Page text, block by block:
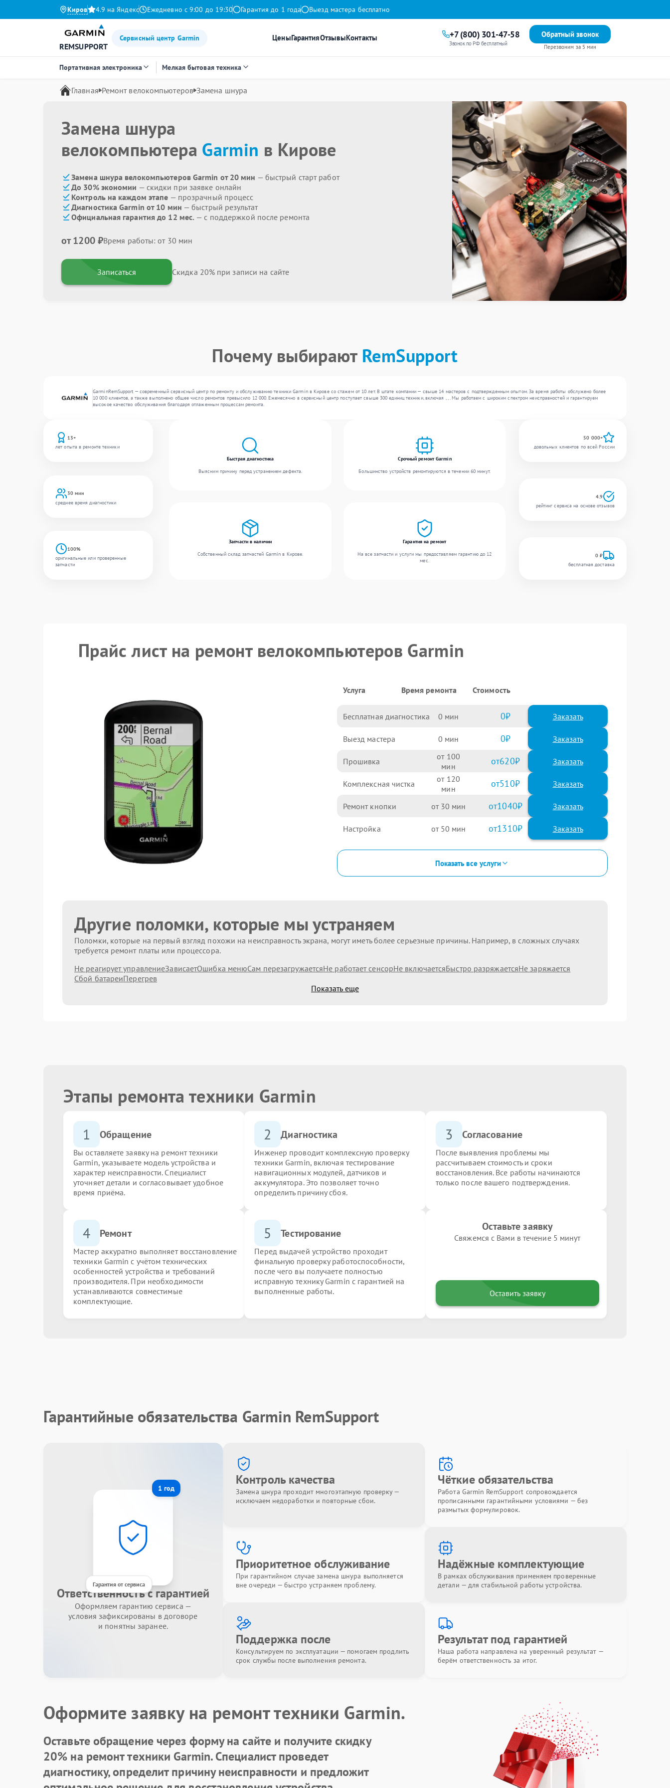
Киров 4.9 на Яндекс Ежедневно с 9:00 до 19:30 Гарантия до 1 года Выезд мастера бесплатно
REMSUPPORT
Сервисный центр Garmin ЦеныГарантияОтзывыКонтакты +7 (800) 301-47-58
Звонок по РФ бесплатный
Обратный звонок
Перезвоним за 5 мин
Портативная электроника Мелкая бытовая техника
Главная Ремонт велокомпьютеров Замена шнура
Замена шнура
велокомпьютера Garmin в Кирове
Замена шнура велокомпьютеров Garmin от 20 мин — быстрый старт работ
До 30% экономии — скидки при заявке онлайн
Контроль на каждом этапе — прозрачный процесс
Диагностика Garmin от 10 мин — быстрый результат
Официальная гарантия до 12 мес. — с поддержкой после ремонта
от 1200 ₽Время работы: от 30 мин
Записаться Скидка 20% при записи на сайте
Почему выбирают RemSupport
GarminRemSupport — современный сервисный центр по ремонту и обслуживанию техники Garmin в Кирове со стажем от 10 лет. В штате компании — свыше 14 мастеров с подтвержденным опытом. За время работы обслужено более
10 000 клиентов, а также выполнено общее число ремонтов превысило 12 000. Ежемесячно в сервисный центр поступает свыше 300 единиц техники, включая , , . Мы работаем с широким спектром неисправностей и гарантируем
высокое качество обслуживания благодаря отлаженным процессам ремонта.
13+
лет опыта в ремонте техники
30 мин
среднее время диагностики
100%
оригинальные или проверенные
запчасти
Быстрая диагностика
Выясним причину перед устранением дефекта.
Срочный ремонт Garmin
Большинство устройств ремонтируются в течении 60 минут.
Запчасти в наличии
Собственный склад запчастей Garmin в Кирове.
Гарантия на ремонт
На все запчасти и услуги мы предоставляем гарантию до 12
мес.
50 000+
довольных клиентов по всей России
4.9
рейтинг сервиса на основе отзывов
0 ₽
бесплатная доставка
Прайс лист на ремонт велокомпьютеров Garmin
Услуга Время ремонта Стоимость
Бесплатная диагностика 0 0 Заказать
Выезд мастера 0 0 Заказать
Прошивка 100 620
Комплексная чистка 120 510
Ремонт кнопки 30 1040
Настройка 50 1310
Показать все услуги
Другие поломки, которые мы устраняем
Поломки, которые на первый взгляд похожи на неисправность экрана, могут иметь более серьезные причины. Например, в сложных случаях
требуется ремонт платы или процессора.
Не реагирует управлениеЗависаетОшибка менюСам перезагружаетсяНе работает сенсорНе включаетсяБыстро разряжаетсяНе заряжается
Сбой батареиПерегрев
Показать еще
Этапы ремонта техники Garmin
1 Обращение
Вы оставляете заявку на ремонт техники
Garmin, указываете модель устройства и
характер неисправности. Специалист
уточняет детали и согласовывает удобное
время приёма.
2 Диагностика
Инженер проводит комплексную проверку
техники Garmin, включая тестирование
навигационных модулей, датчиков и
аккумулятора. Это позволяет точно
определить причину сбоя.
3 Согласование
После выявления проблемы мы
рассчитываем стоимость и сроки
восстановления. Все работы начинаются
только после вашего подтверждения.
4 Ремонт
Мастер аккуратно выполняет восстановление
техники Garmin с учётом технических
особенностей устройства и требований
производителя. При необходимости
устанавливаются совместимые
комплектующие.
5 Тестирование
Перед выдачей устройство проходит
финальную проверку работоспособности,
после чего вы получаете полностью
исправную технику Garmin с гарантией на
выполненные работы.
Оставьте заявку
Свяжемся с Вами в течение 5 минут
Оставить заявку
Гарантийные обязательства Garmin RemSupport
1 год
Гарантия от сервиса
Ответственность с гарантией
Оформляем гарантию сервиса —
условия зафиксированы в договоре
и понятны заранее.
Контроль качества
Замена шнура проходит многоэтапную проверку —
исключаем недоработки и повторные сбои.
Чёткие обязательства
Работа Garmin RemSupport сопровождается
прописанными гарантийными условиями — без
размытых формулировок.
Приоритетное обслуживание
При гарантийном случае замена шнура выполняется
вне очереди — быстро устраняем проблему.
Надёжные комплектующие
В рамках обслуживания применяем проверенные
детали — для стабильной работы устройства.
Поддержка после
Консультируем по эксплуатации — помогаем продлить
срок службы после выполнения ремонта.
Результат под гарантией
Наша работа направлена на уверенный результат —
берём ответственность за итог.
Оформите заявку на ремонт техники Garmin.
Оставьте обращение через форму на сайте и получите скидку
20% на ремонт техники Garmin. Специалист проведет
диагностику, определит причину неисправности и предложит